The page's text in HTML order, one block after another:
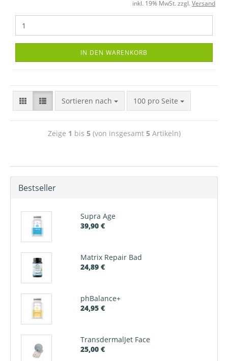
inkl. 19% MwSt. zzgl. Versand
IN DEN WARENKORB
Sortieren nach 100 pro Seite
Zeige 1 bis 5(von insgesamt 5Artikeln)
Bestseller
Supra Age
39,90 €
Matrix Repair Bad
24,89 €
phBalance+
24,95 €
TransdermalJet Face
25,00 €